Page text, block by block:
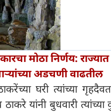
मोठा निर्णय:
अडचणी वाढतील
घरी त्यांच्या
यांनी बुधवारी